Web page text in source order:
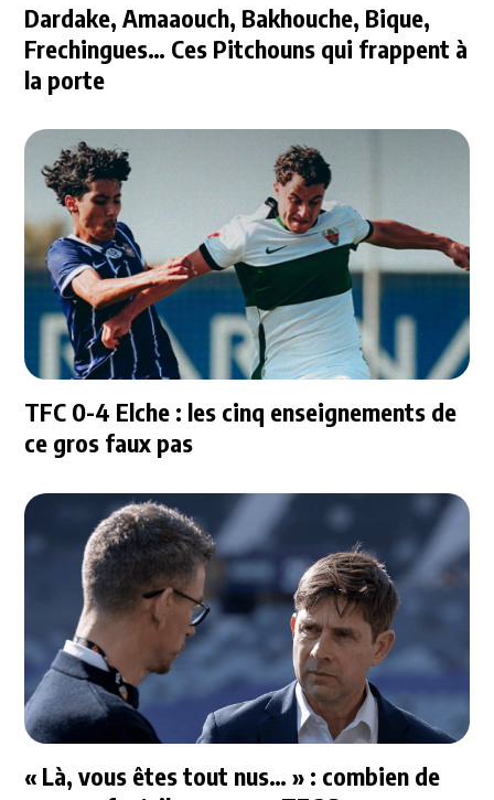
Dardake, Amaaouch, Bakhouche, Bique,
Frechingues… Ces Pitchouns qui frappent à
la porte
TFC 0-4 Elche : les cinq enseignements de
ce gros faux pas
« Là, vous êtes tout nus… » : combien de